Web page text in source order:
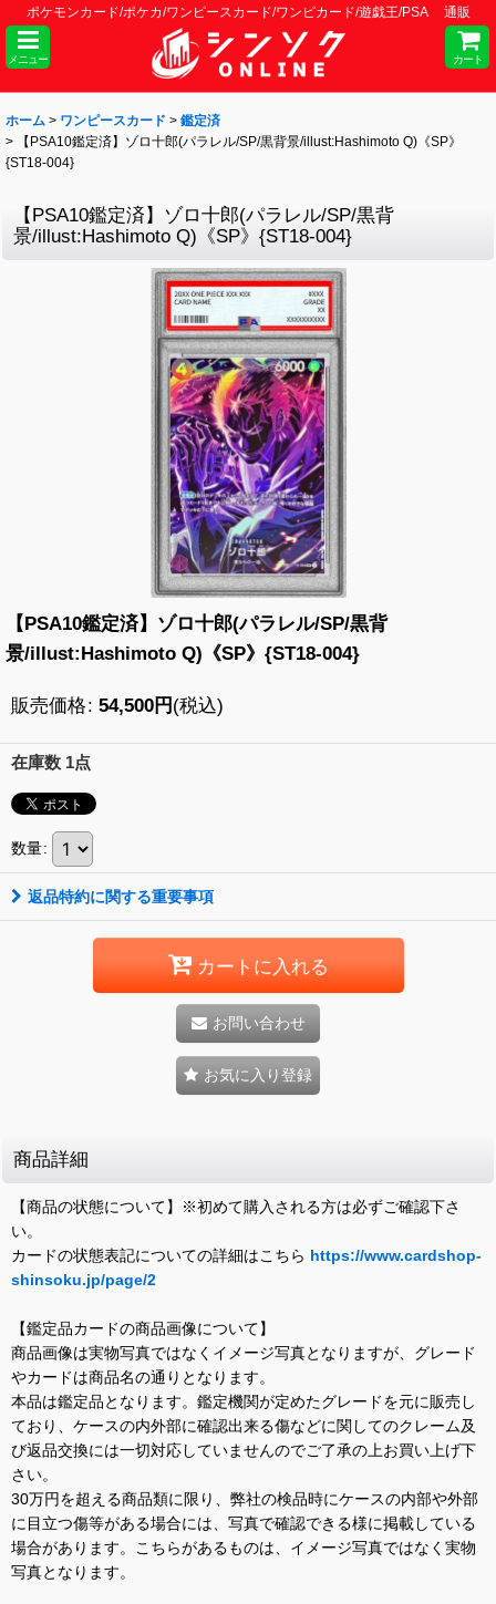
ポケモンカード/ポケカ/ワンピースカード/ワンピカード/遊戯王/PSA 通販
メニュー カート
ホーム > ワンピースカード > 鑑定済
>
【PSA10鑑定済】ゾロ十郎(パラレル/SP/黒背景/illust:Hashimoto Q)《SP》
{ST18-004}
【PSA10鑑定済】ゾロ十郎(パラレル/SP/黒背
景/illust:Hashimoto Q)《SP》{ST18-004}
【PSA10鑑定済】ゾロ十郎(パラレル/SP/黒背
景/illust:Hashimoto Q)《SP》{ST18-004}
販売価格: 54,500円 (税込)
在庫数 1点
数量:
返品特約に関する重要事項
カートに入れる
お問い合わせ
お気に入り登録
商品詳細
【商品の状態について】※初めて購入される方は必ずご確認下さ
い。
カードの状態表記についての詳細はこちら https://www.cardshop-
shinsoku.jp/page/2
【鑑定品カードの商品画像について】
商品画像は実物写真ではなくイメージ写真となりますが、グレード
やカードは商品名の通りとなります。
本品は鑑定品となります。鑑定機関が定めたグレードを元に販売し
ており、ケースの内外部に確認出来る傷などに関してのクレーム及
び返品交換には一切対応していませんのでご了承の上お買い上げ下
さい。
30万円を超える商品類に限り、弊社の検品時にケースの内部や外部
に目立つ傷等がある場合には、写真で確認できる様に掲載している
場合があります。こちらがあるものは、イメージ写真ではなく実物
写真となります。